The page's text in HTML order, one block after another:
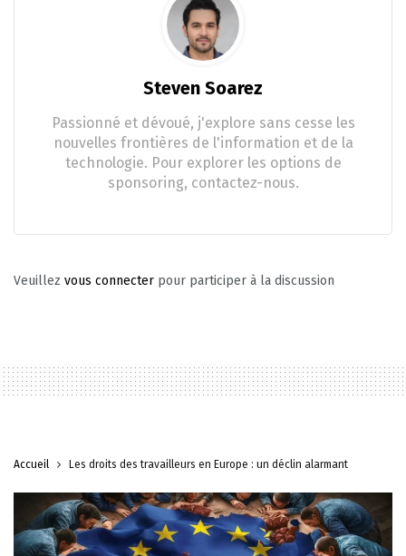
Steven Soarez
Passionné et dévoué, j'explore sans cesse les
nouvelles frontières de l'information et de la
technologie. Pour explorer les options de
sponsoring, contactez-nous.
Veuillez vous connecter pour participer à la discussion
Accueil Les droits des travailleurs en Europe : un déclin alarmant